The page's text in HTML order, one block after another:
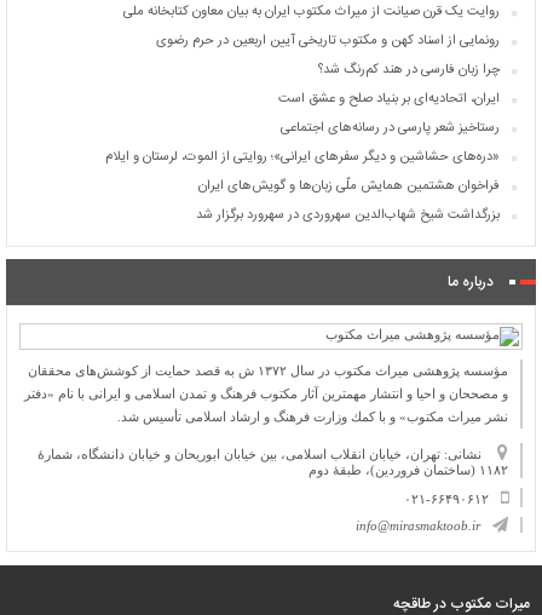
روایت یک قرن صیانت از میراث مکتوب ایران به بیان معاون کتابخانه ملی
رونمایی از اسناد کهن و مکتوب تاریخی آیین اربعین در حرم رضوی
چرا زبان فارسی در هند کم‌رنگ شد؟
ایران، اتحادیه‌ای بر بنیاد صلح و عشق است
رستاخیز شعر پارسی در رسانه‌های اجتماعی
«دره‌های حشاشین و دیگر سفرهای ایرانی»؛ روایتی از الموت، لرستان و ایلام
فراخوان هشتمین همایش ملّی زبان‌ها و گویش‌های ایران
بزرگداشت شیخ شهاب‌الدین سهروردی در سهرورد برگزار شد
درباره ما
مؤسسه پژوهشی میراث مكتوب در سال ۱۳۷۲ ش به قصد حمایت از كوشش‌های محققان
و مصححان و احیا و انتشار مهمترین آثار مكتوب فرهنگ و تمدن اسلامی و ایرانی با نام «دفتر
نشر میراث مكتوب» و با كمك وزارت فرهنگ و ارشاد اسلامی تأسیس شد.
نشانی: تهران، خیابان انقلاب اسلامی، بین خیابان ابوریحان و خیابان دانشگاه، شمارۀ
۱۱۸۲ (ساختمان فروردین)، طبقۀ دوم
۰۲۱-۶۶۴۹۰۶۱۲
info@mirasmaktoob.ir
میرات مکتوب در طاقچه